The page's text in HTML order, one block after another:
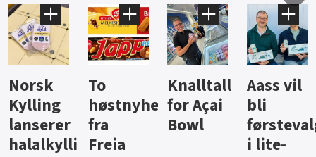
Knalltall
for Açai
Bowl
Aass vil
bli
førstevalg
i lite-
Brus og
jus fra
Berentsen
Hard
iste fra
Hansa